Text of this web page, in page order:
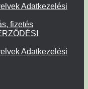
Adatkezelési
fizetés
Adatkezelési